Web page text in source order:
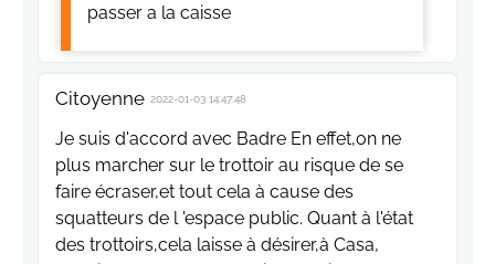
passer a la caisse
Citoyenne 2022-01-03 14:47:48
Je suis d'accord avec Badre En effet,on ne
plus marcher sur le trottoir au risque de se
faire écraser,et tout cela à cause des
squatteurs de l 'espace public. Quant à l'état
des trottoirs,cela laisse à désirer,à Casa,